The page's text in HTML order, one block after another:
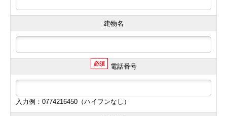
建物名
必須 電話番号
入力例：0774216450（ハイフンなし）